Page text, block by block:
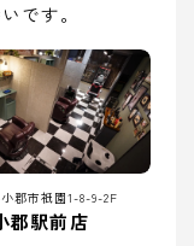
です。
郡市祇園1-8-9-2F
郡駅前店